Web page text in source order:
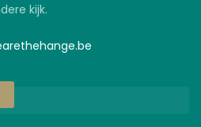
kijk.